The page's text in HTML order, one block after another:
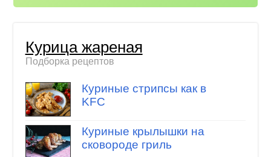
Курица жареная
Подборка рецептов
Куриные стрипсы как в
KFC
Куриные крылышки на
сковороде гриль